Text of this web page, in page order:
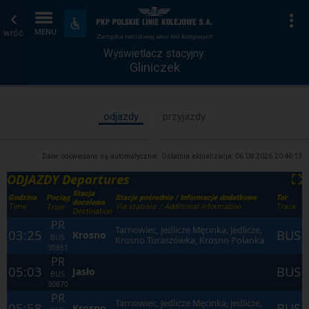
wróć MENU
Dostępność
i
udogodnienia
Wyświetlacz
stacyjny
Strona
główna
Wyświetlacz stacyjny:
Gliniczek
odjazdy przyjazdy
Dane odświeżane są automatycznie. Ostatnia aktualizacja: 06.08.2026 20:46:13
ODJAZDY Departures ⛶
Godzina
Time
Pociąg
Train
Stacja
docelowa
Destination
Stacje pośrednie / Informacje dodatkowe
Via stations / Additional information
Tor
Track
03:25
PR
BUS
30851
Krosno
Tarnowiec, Jedlicze Męcinka, Jedlicze,
Krosno Turaszówka, Krosno Polanka
BUS
05:03
PR
BUS
30870
Jasło BUS
PR
Tarnowiec, Jedlicze Męcinka, Jedlicze,